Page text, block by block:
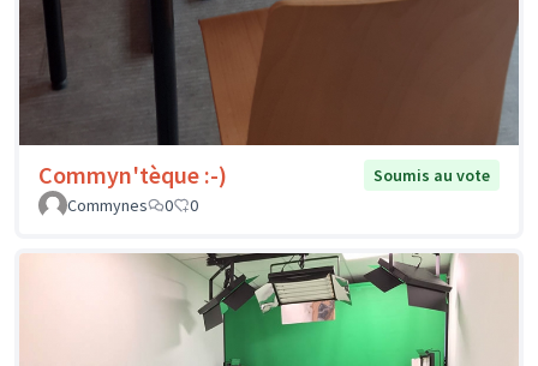
Commyn'tèque :-)
Soumis au vote
Commynes
0 0